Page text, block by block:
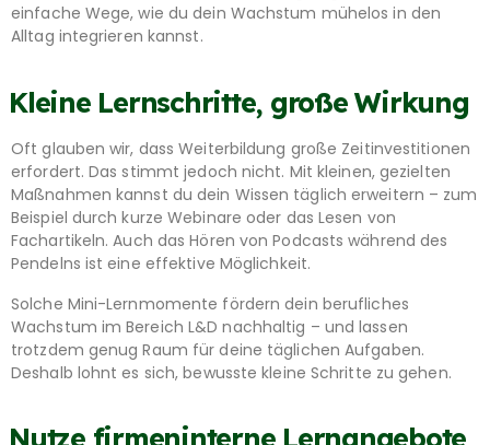
einfache Wege, wie du dein Wachstum mühelos in den
Alltag integrieren kannst.
Kleine Lernschritte, große Wirkung
Oft glauben wir, dass Weiterbildung große Zeitinvestitionen
erfordert. Das stimmt jedoch nicht. Mit kleinen, gezielten
Maßnahmen kannst du dein Wissen täglich erweitern – zum
Beispiel durch kurze Webinare oder das Lesen von
Fachartikeln. Auch das Hören von Podcasts während des
Pendelns ist eine effektive Möglichkeit.
Solche Mini-Lernmomente fördern dein berufliches
Wachstum im Bereich L&D nachhaltig – und lassen
trotzdem genug Raum für deine täglichen Aufgaben.
Deshalb lohnt es sich, bewusste kleine Schritte zu gehen.
Nutze firmeninterne Lernangebote